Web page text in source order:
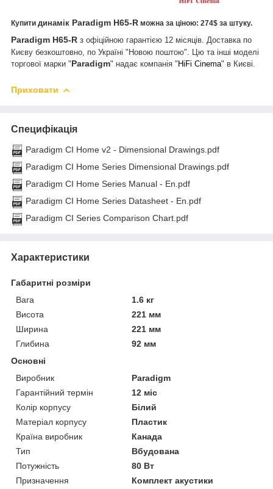
Купити динамік Paradigm H65-R можна за ціною: 274$ за штуку.
Paradigm H65-R з офіційною гарантією 12 місяців. Доставка по
Києву безкоштовно, по Україні "Новою поштою". Цю та інші моделі
торгової марки "Paradigm" надає компанія " HiFi Cinema" в Києві.
Приховати
Специфікація
Paradigm CI Home v2 - Dimensional Drawings.pdf
Paradigm CI Home Series Dimensional Drawings.pdf
Paradigm CI Home Series Manual - En.pdf
Paradigm CI Home Series Datasheet - En.pdf
Paradigm CI Series Comparison Chart.pdf
Характеристики
Габаритні розміри
Вага
1.6 кг
Висота
221 мм
Ширина
221 мм
Глибина
92 мм
Основні
Виробник
Paradigm
Гарантійний термін
12 міс
Колір корпусу
Білий
Матеріал корпусу
Пластик
Країна виробник
Канада
Тип
Вбудована
Потужність
80 Вт
Призначення
Комплект акустики